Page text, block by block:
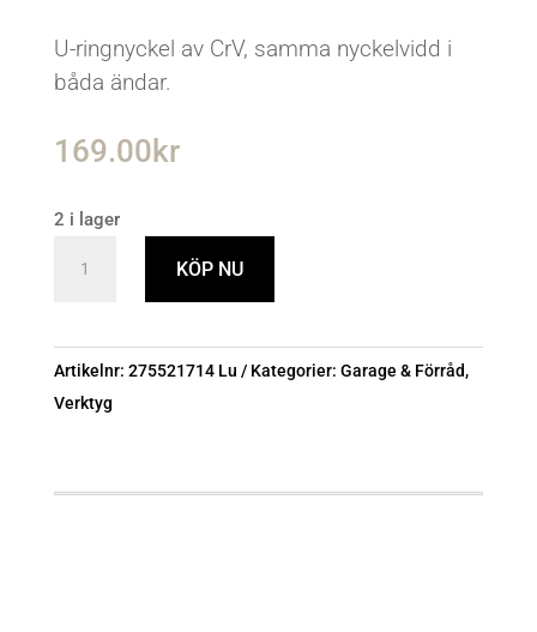
U-ringnyckel av CrV, samma nyckelvidd i
båda ändar.
169.00kr
2 i lager
23mm
mängd
KÖP NU
Artikelnr: 275521714 Lu Kategorier: Garage & Förråd,
Verktyg